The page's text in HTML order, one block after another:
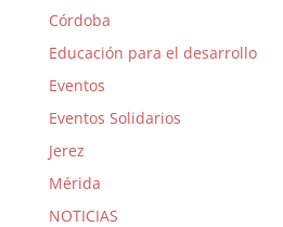
Córdoba
Educación para el desarrollo
Eventos
Eventos Solidarios
Jerez
Mérida
NOTICIAS